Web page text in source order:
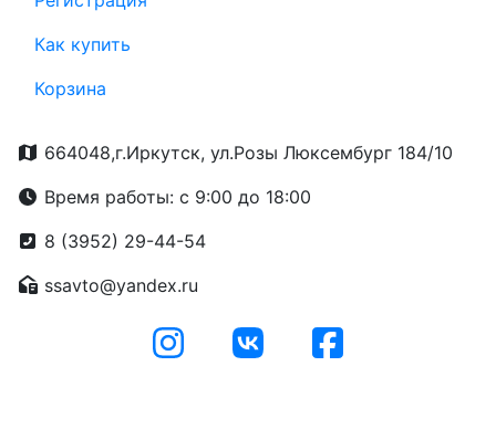
Как купить
Корзина
664048,г.Иркутск, ул.Розы Люксембург 184/10
Время работы: с 9:00 до 18:00
8 (3952) 29-44-54
ssavto@yandex.ru